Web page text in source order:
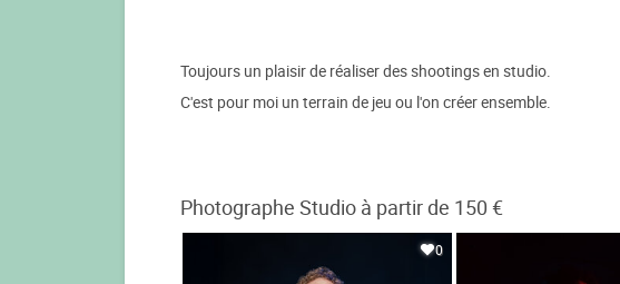
Toujours un plaisir de réaliser des shootings en studio.
C'est pour moi un terrain de jeu ou l'on créer ensemble.
Photographe Studio à partir de 150 €
0